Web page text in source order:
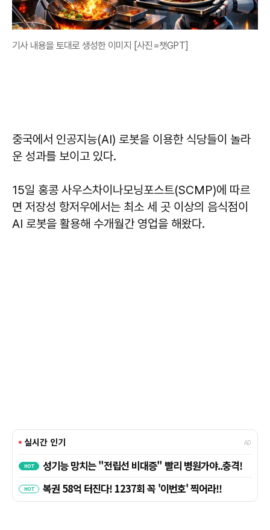
기사 내용을 토대로 생성한 이미지 [사진=챗GPT]
중국에서 인공지능(AI) 로봇을 이용한 식당들이 놀라
운 성과를 보이고 있다.
15일 홍콩 사우스차이나모닝포스트(SCMP)에 따르
면 저장성 항저우에서는 최소 세 곳 이상의 음식점이
AI 로봇을 활용해 수개월간 영업을 해왔다.